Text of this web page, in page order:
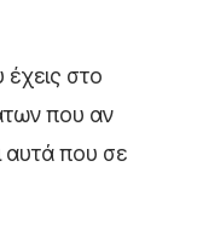
στο
που αν
αυτά που σε